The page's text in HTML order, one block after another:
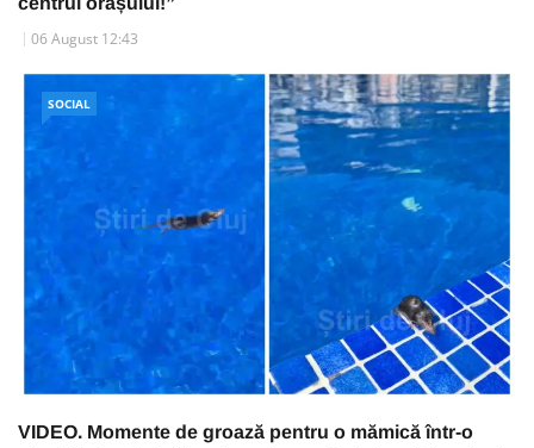
06 August 12:43
SOCIAL
VIDEO. Momente de groază pentru o mămică într-o